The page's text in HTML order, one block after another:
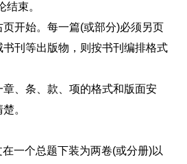
束。
开始。每一篇(或部分)必须另页
刊等出版物，则按书刊编排格式
、条、款、项的格式和版面安
。
一个总题下装为两卷(或分册)以